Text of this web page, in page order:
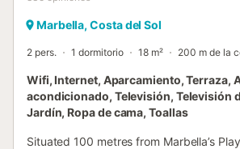
Marbella, Costa del Sol
2 pers. 1 dormitorio 18 m² 200 m de la
Wifi, Internet, Aparcamiento, Terraza,
acondicionado, Televisión, Televisión
Jardín, Ropa de cama, Toallas
Situated 100 metres from Marbella’s